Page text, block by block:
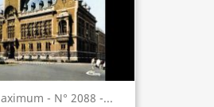
- N° 2088 -...